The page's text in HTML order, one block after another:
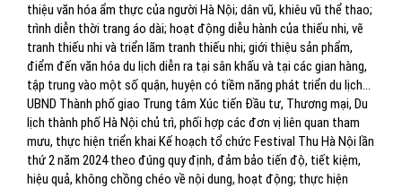
thiệu văn hóa ẩm thực của người Hà Nội; dân vũ, khiêu vũ thể thao;
trình diễn thời trang áo dài; hoạt động diễu hành của thiếu nhi, vẽ
tranh thiếu nhi và triển lãm tranh thiếu nhi; giới thiệu sản phẩm,
điểm đến văn hóa du lịch diễn ra tại sân khấu và tại các gian hàng,
tập trung vào một số quận, huyện có tiềm năng phát triển du lịch…
UBND Thành phố giao Trung tâm Xúc tiến Đầu tư, Thương mại, Du
lịch thành phố Hà Nội chủ trì, phối hợp các đơn vị liên quan tham
mưu, thực hiện triển khai Kế hoạch tổ chức Festival Thu Hà Nội lần
thứ 2 năm 2024 theo đúng quy định, đảm bảo tiến độ, tiết kiệm,
hiệu quả, không chồng chéo về nội dung, hoạt động; thực hiện